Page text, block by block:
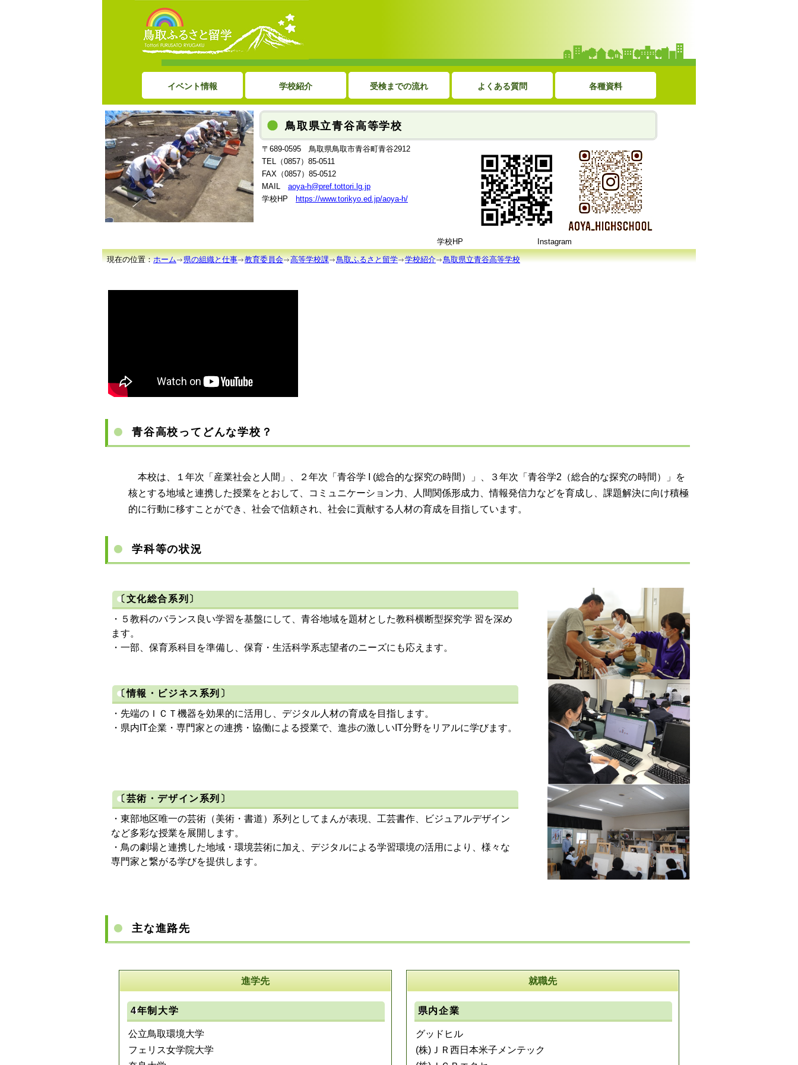
イベント情報 学校紹介 受検までの流れ よくある質問 各種資料
鳥取県立青谷高等学校
〒689-0595 鳥取県鳥取市青谷町青谷2912
TEL（0857）85-0511
FAX（0857）85-0512
MAIL aoya-h@pref.tottori.lg.jp
学校HP
https://www.torikyo.ed.jp/aoya-h/
学校HP Instagram
現在の位置：ホーム 県の組織と仕事 教育委員会 高等学校課 鳥取ふるさと留学 学校紹介 鳥取県立青谷高等学校
青谷高校ってどんな学校？
本校は、１年次「産業社会と人間」、２年次「青谷学 I (総合的な探究の時間）」、３年次「青谷学2（総合的な探究の時間）」を
核とする地域と連携した授業をとおして、コミュニケーション力、人間関係形成力、情報発信力などを育成し、課題解決に向け積極
的に行動に移すことができ、社会で信頼され、社会に貢献する人材の育成を目指しています。
学科等の状況
〔文化総合系列〕
・５教科のバランス良い学習を基盤にして、青谷地域を題材とした教科横断型探究学 習を深め
ます。
・一部、保育系科目を準備し、保育・生活科学系志望者のニーズにも応えます。
〔情報・ビジネス系列〕
・先端のＩＣＴ機器を効果的に活用し、デジタル人材の育成を目指します。
・県内IT企業・専門家との連携・協働による授業で、進歩の激しいIT分野をリアルに学びます。
〔芸術・デザイン系列〕
・東部地区唯一の芸術（美術・書道）系列としてまんが表現、工芸書作、ビジュアルデザイン
など多彩な授業を展開します。
・鳥の劇場と連携した地域・環境芸術に加え、デジタルによる学習環境の活用により、様々な
専門家と繋がる学びを提供します。
主な進路先
進学先
4年制大学
公立鳥取環境大学
フェリス女学院大学
就職先
県内企業
グッドヒル
(株)ＪＲ西日本米子メンテック